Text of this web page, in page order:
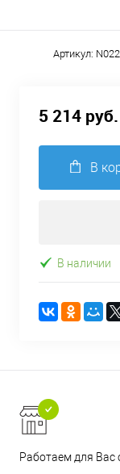
Артикул:
5 214 руб.
В
В наличии
Работаем для Вас